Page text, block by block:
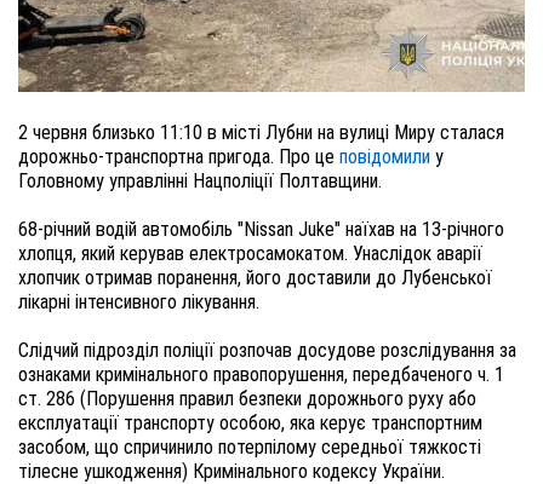
2 червня близько 11:10 в місті Лубни на вулиці Миру сталася
дорожньо-транспортна пригода. Про це повідомили у
Головному управлінні Нацполіції Полтавщини.
68-річний водій автомобіль "Nissan Juke" наїхав на 13-річного
хлопця, який керував електросамокатом. Унаслідок аварії
хлопчик отримав поранення, його доставили до Лубенської
лікарні інтенсивного лікування.
Слідчий підрозділ поліції розпочав досудове розслідування за
ознаками кримінального правопорушення, передбаченого ч. 1
ст. 286 (Порушення правил безпеки дорожнього руху або
експлуатації транспорту особою, яка керує транспортним
засобом, що спричинило потерпілому середньої тяжкості
тілесне ушкодження) Кримінального кодексу України.